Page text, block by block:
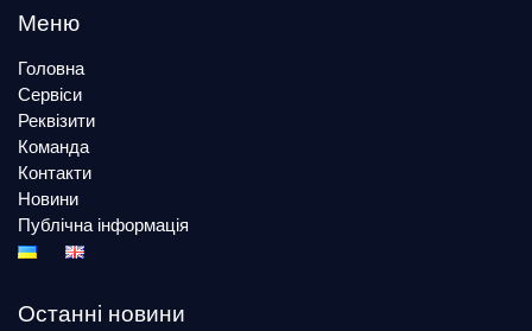
Меню
Головна
Сервіси
Реквізити
Команда
Контакти
Новини
Публічна інформація
Останні новини